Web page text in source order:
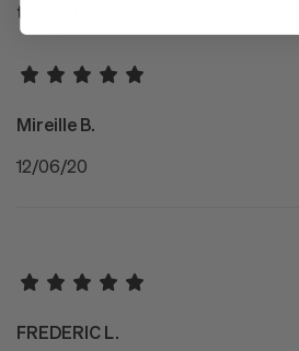
tres satisfaite
Mireille B.
12/06/20
FREDERIC L.